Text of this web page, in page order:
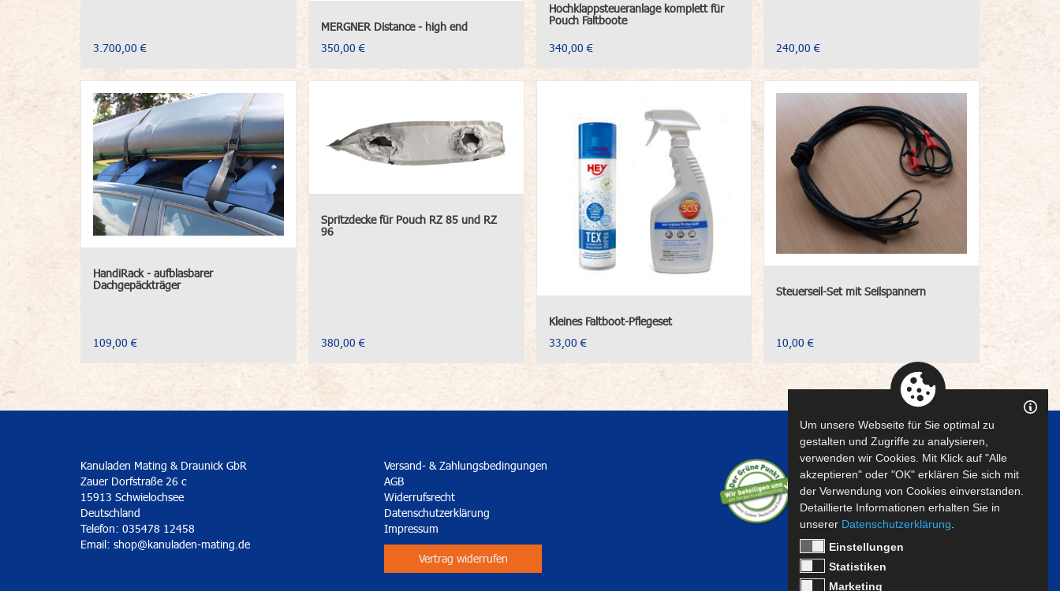
3.700,00 €
MERGNER Distance - high end
350,00 €
Hochklappsteueranlage komplett für
Pouch Faltboote
340,00 € 240,00 €
HandiRack - aufblasbarer
Dachgepäckträger
109,00 €
Spritzdecke für Pouch RZ 85 und RZ
96
380,00 €
Kleines Faltboot-Pflegeset
33,00 €
Steuerseil-Set mit Seilspannern
10,00 €
Kanuladen Mating & Draunick GbR
Zauer Dorfstraße 26 c
15913 Schwielochsee
Deutschland
Telefon: 035478 12458
Email: shop@kanuladen-mating.de
Versand- & Zahlungsbedingungen
AGB
Widerrufsrecht
Datenschutzerklärung
Impressum
Vertrag widerrufen
Um unsere Webseite für Sie optimal zu
gestalten und Zugriffe zu analysieren,
verwenden wir Cookies. Mit Klick auf "Alle
akzeptieren" oder "OK" erklären Sie sich mit
der Verwendung von Cookies einverstanden.
Detaillierte Informationen erhalten Sie in
unserer Datenschutzerklärung
Einstellungen
Statistiken
Marketing